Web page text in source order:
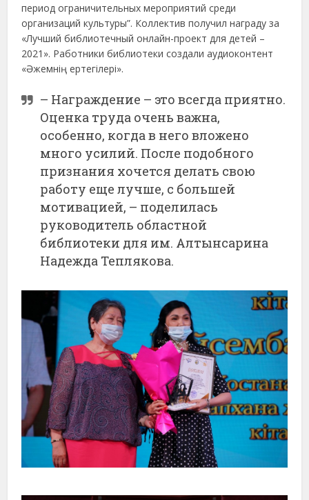
период ограничительных мероприятий среди
организаций культуры”. Коллектив получил награду за
«Лучший библиотечный онлайн-проект для детей –
2021». Работники библиотеки создали аудиоконтент
«Әжемнің ертегілері».
– Награждение – это всегда приятно.
Оценка труда очень важна,
особенно, когда в него вложено
много усилий. После подобного
признания хочется делать свою
работу еще лучше, с большей
мотивацией, – поделилась
руководитель областной
библиотеки для им. Алтынсарина
Надежда Теплякова.